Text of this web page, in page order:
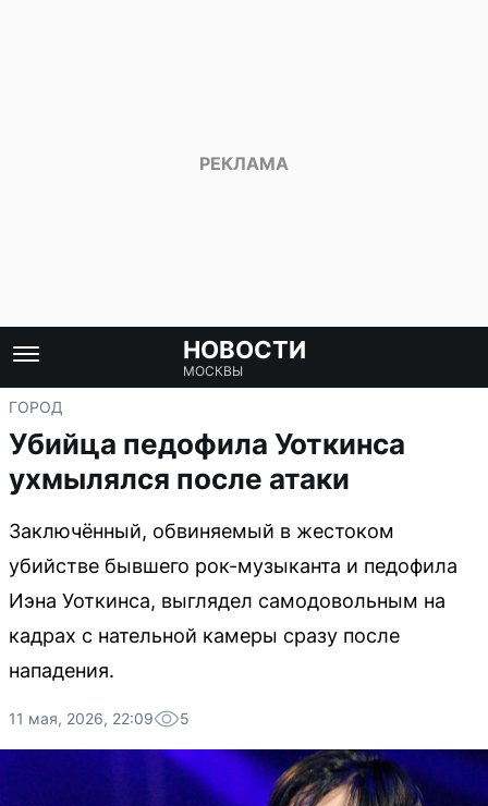
НОВОСТИ
МОСКВЫ
ГОРОД
Убийца педофила Уоткинса
ухмылялся после атаки
Заключённый, обвиняемый в жестоком
убийстве бывшего рок-музыканта и педофила
Иэна Уоткинса, выглядел самодовольным на
кадрах с нательной камеры сразу после
нападения.
11 мая, 2026, 22:09 5